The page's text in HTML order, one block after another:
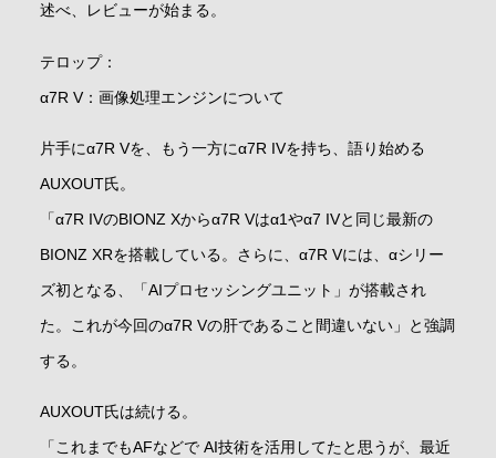
述べ、レビューが始まる。
テロップ：
α7R V：画像処理エンジンについて
片手にα7R Vを、もう一方にα7R IVを持ち、語り始める
AUXOUT氏。
「α7R IVのBIONZ Xからα7R Vはα1やα7 IVと同じ最新の
BIONZ XRを搭載している。さらに、α7R Vには、αシリー
ズ初となる、「AIプロセッシングユニット」が搭載され
た。これが今回のα7R Vの肝であること間違いない」と強調
する。
AUXOUT氏は続ける。
「これまでもAFなどで AI技術を活用してたと思うが、最近